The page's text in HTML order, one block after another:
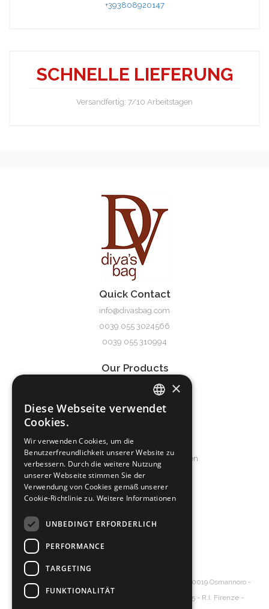
+393808920147
SCHNELLE LIEFERUNG
Versandfertig: 7/10 Arbeitstagen
Quick Contact
info@divasbag.com
0039 055 3024566
0039 055 310994
Our Products
Service & Support
Allgemeine Geschäftsbedingungen
Frequently Asked Questions
About us
Diva's Srl
- Via Senna, 20 – 50019 Osmannoro -
Sesto Fiorentino - Florence Italy - P.Iva 06154620485 - R.I. Firenze -
ITALIAN
SPANISH
×
Diese Webseite verwendet
Cookies.
Wir verwenden Cookies, um die
Benutzerfreundlichkeit unserer Website zu
verbessern. Durch die weitere Nutzung
unserer Webseite stimmen Sie der
Verwendung von Cookies gemäß unserer
Cookie-Richtlinie zu. Weitere Informationen
UNBEDINGT ERFORDERLICH
PERFORMANCE
TARGETING
FUNKTIONALITÄT